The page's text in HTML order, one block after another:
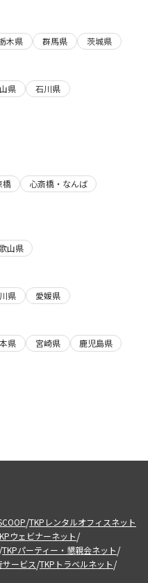
木県 群馬県
茨城県
県
石川県
橋
心斎橋・なんば
山県
県
愛媛県
県 宮崎県
鹿児島県
/TKPレンタルオフィスネット
ウェビナーネット/
/TKPパーティー・懇親会ネット/
ービス/TKPトラベルネット/